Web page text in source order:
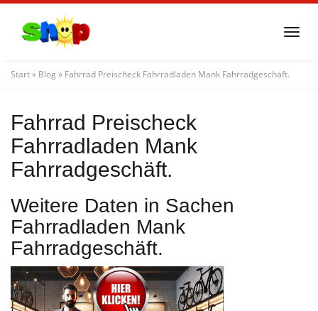
content
Start» Blog » Fahrrad Preischeck Fahrradladen Mank Fahrradgeschäft.
Fahrrad Preischeck
Fahrradladen Mank
Fahrradgeschäft.
Weitere Daten in Sachen
Fahrradladen Mank
Fahrradgeschäft.